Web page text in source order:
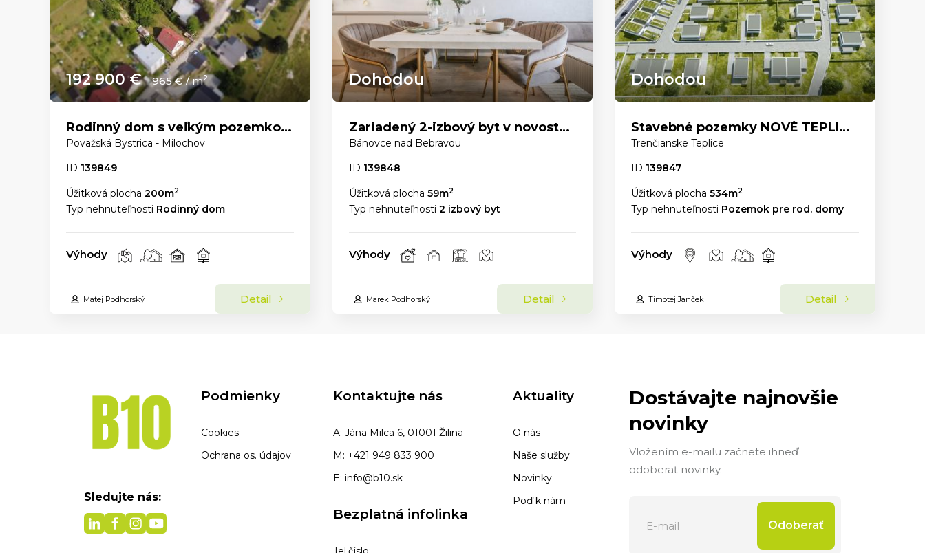
192 900 € 965 € / m2
Rodinný dom s veľkým pozemkom a nádhernými výhľadmi – Dolný Milochov
Považská Bystrica - Milochov
ID 139849
Úžitková plocha 200m2
Typ nehnuteľnosti Rodinný dom
Výhody
Matej Podhorský Detail
Dohodou
Zariadený 2-izbový byt v novostavbe: Stačí sa len nasťahovať
Bánovce nad Bebravou
ID 139848
Úžitková plocha 59m2
Typ nehnuteľnosti 2 izbový byt
Výhody
Marek Podhorský Detail
Dohodou
Stavebné pozemky NOVÉ TEPLICE – bývanie v najžiadanejšej lokalite
Trenčianske Teplice
ID 139847
Úžitková plocha534m2
Typ nehnuteľnosti Pozemok pre rod. domy
Výhody
Timotej Janček Detail
Sledujte nás:
Podmienky
Cookies
Ochrana os. údajov
Kontaktujte nás
A: Jána Milca 6, 01001 Žilina
M: +421 949 833 900
E: info@b10.sk
Bezplatná infolinka
Aktuality
O nás
Naše služby
Novinky
Poď k nám
Dostávajte najnovšie
novinky
Vložením e-mailu začnete ihneď
odoberať novinky.
Odoberať